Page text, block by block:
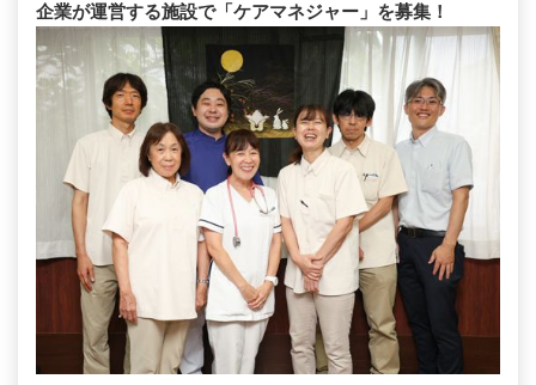
企業が運営する施設で「ケアマネジャー」を募集！